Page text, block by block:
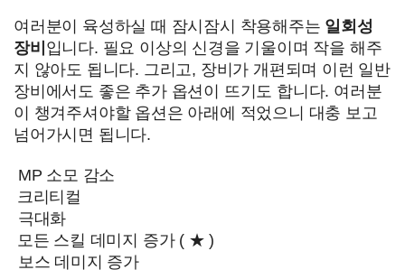
여러분이 육성하실 때 잠시잠시 착용해주는 일회성
장비 입니다. 필요 이상의 신경을 기울이며 작을 해주
지 않아도 됩니다. 그리고, 장비가 개편되며 이런 일반
장비에서도 좋은 추가 옵션이 뜨기도 합니다. 여러분
이 챙겨주셔야할 옵션은 아래에 적었으니 대충 보고
넘어가시면 됩니다.
MP 소모 감소
크리티컬
극대화
모든 스킬 데미지 증가 ( ★ )
보스 데미지 증가